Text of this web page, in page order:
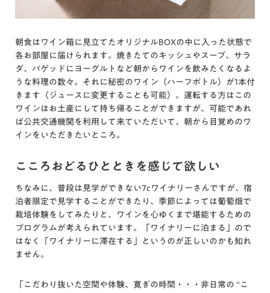
朝食はワイン箱に見立てたオリジナルBOXの中に入った状態で
各お部屋に届けられます。焼きたてのキッシュやスープ、サラ
ダ、バゲッドにヨーグルトなど朝からワインを飲みたくなるよ
うな料理の数々。それに秘密のワイン（ハーフボトル）が1本付
きます（ジュースに変更することも可能）。運転する方はこの
ワインはお土産にして持ち帰ることができますが、可能であれ
ば公共交通機関を利用して来ていただいて、朝から目覚めのワ
インをいただきたいところ。
こころおどるひとときを感じて欲しい
ちなみに、普段は見学ができない7cワイナリーさんですが、宿
泊者限定で見学することができたり、季節によっては葡萄畑で
栽培体験をしてみたりと、ワインを心ゆくまで堪能するための
プログラムが考えられています。「ワイナリーに泊まる」ので
はなく「ワイナリーに滞在する」というのが正しいのかも知れ
ません。
「こだわり抜いた空間や体験、寛ぎの時間・・・非日常の “こ